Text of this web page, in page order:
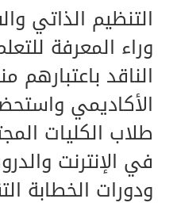
التنظيم الذاتي
وراء المعرفة
الناقد باعتبارهم
الأكاديمي
طلاب الكليات
في الإنترنت
ودورات الخطابة